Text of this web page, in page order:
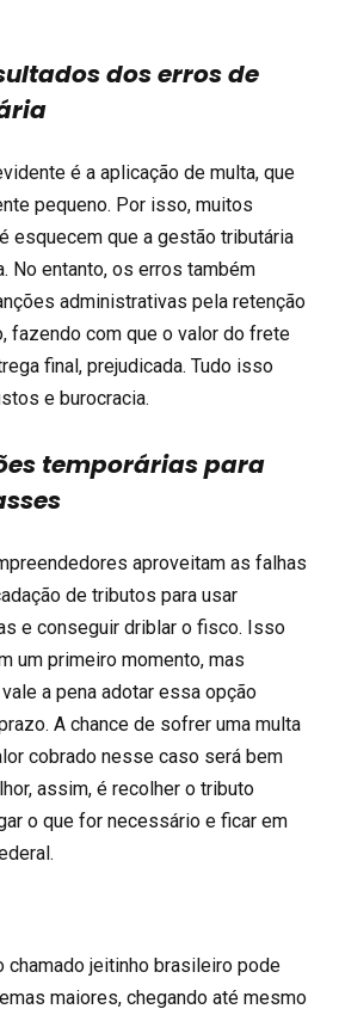
dos erros de
é a aplicação de multa, que
pequeno. Por isso, muitos
esquecem que a gestão tributária
No entanto, os erros também
administrativas pela retenção
fazendo com que o valor do frete
final, prejudicada. Tudo isso
e burocracia.
temporárias para
aproveitam as falhas
de tributos para usar
e conseguir driblar o fisco. Isso
um primeiro momento, mas
a pena adotar essa opção
A chance de sofrer uma multa
cobrado nesse caso será bem
assim, é recolher o tributo
o que for necessário e ficar em
chamado jeitinho brasileiro pode
maiores, chegando até mesmo